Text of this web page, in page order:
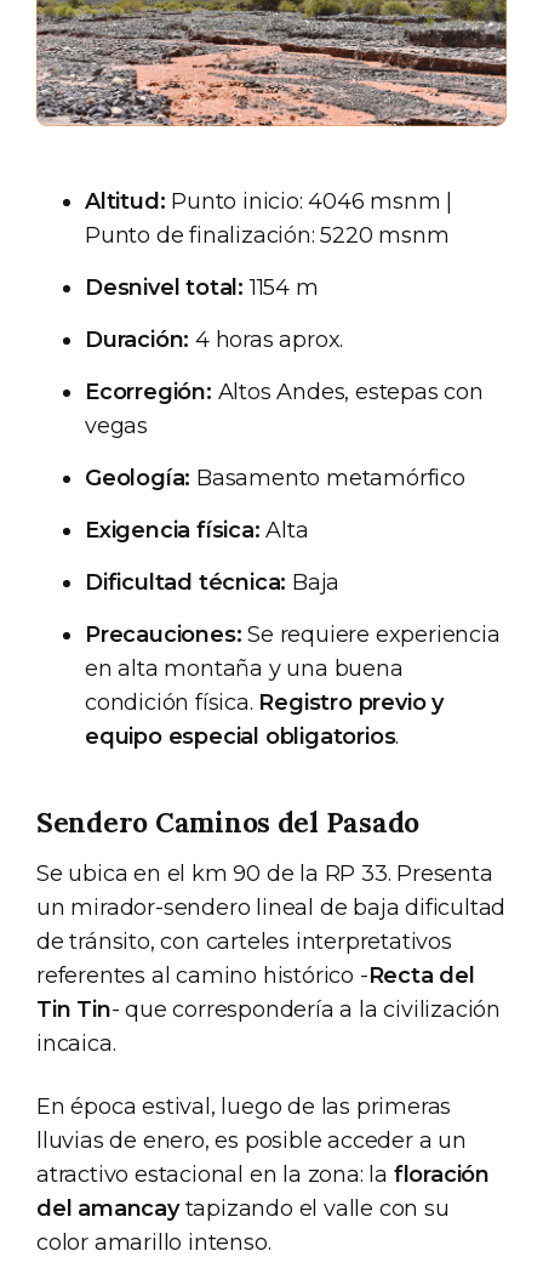
Altitud: Punto inicio: 4046 msnm |
Punto de finalización: 5220 msnm
Desnivel total: 1154 m
Duración: 4 horas aprox.
Ecorregión: Altos Andes, estepas con
vegas
Geología: Basamento metamórfico
Exigencia física: Alta
Dificultad técnica: Baja
Precauciones: Se requiere experiencia
en alta montaña y una buena
condición física. Registro previo y
equipo especial obligatorios.
Sendero Caminos del Pasado
Se ubica en el km 90 de la RP 33. Presenta
un mirador-sendero lineal de baja dificultad
de tránsito, con carteles interpretativos
referentes al camino histórico -Recta del
Tin Tin- que correspondería a la civilización
incaica.
En época estival, luego de las primeras
lluvias de enero, es posible acceder a un
atractivo estacional en la zona: la floración
del amancaytapizando el valle con su
color amarillo intenso.